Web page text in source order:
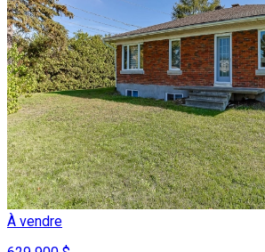
À vendre